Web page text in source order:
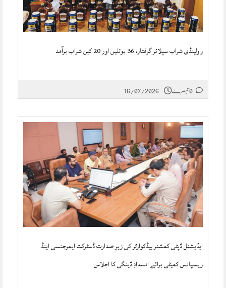
راولپنڈی شراب سپلائر گرفتار، 36 بوتلیں اور 20 کین شراب برآمد
16/07/2026
ایڈیشنل ڈپٹی کمشنر ہیڈکوارٹر کی زیرِ صدارت ڈسٹرکٹ ایمرجنسی اینڈ
ریسپانس کمیٹی برائے انسدادِ ڈینگی کا اجلاس